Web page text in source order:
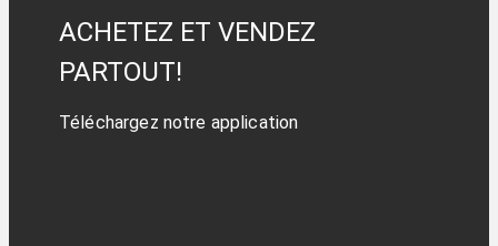
ACHETEZ ET VENDEZ
PARTOUT!
Téléchargez notre application